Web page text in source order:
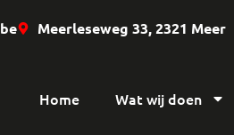
Meerleseweg 33, 2321 Meer
Home Wat wij doen